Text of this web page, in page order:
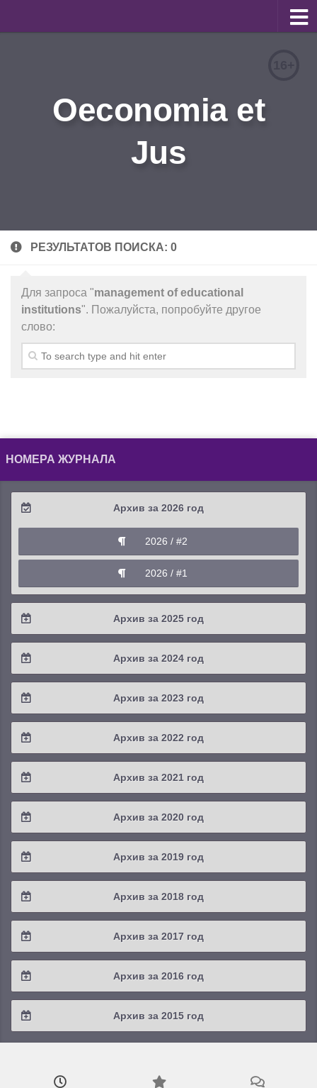
Для авторов
Архив
Oeconomia et
Jus
РЕЗУЛЬТАТОВ ПОИСКА: 0
Для запроса "management of educational
institutions". Пожалуйста, попробуйте другое
слово:
НОМЕРА ЖУРНАЛА
Архив за 2026 год
2026 / #2
2026 / #1
Архив за 2025 год
2025 / #4
2025 / #3
2025 / #1
Архив за 2024 год
2024 / #4
2024 / #3
2024 / #1
Архив за 2023 год
2023 / #4
2023 / #3
2023 / #1
Архив за 2022 год
2022 / #4
2022 / #3
2022 / #1
Архив за 2021 год
2021 / #4
2021 / #3
2021 / #1
Архив за 2020 год
2020 / #4
2020 / #3
2020 / #1
Архив за 2019 год
2019 / #4
2019 / #3
2019 / #1
Архив за 2018 год
2018 / #4
2018 / #3
2018 / #1
Архив за 2017 год
2017 / #4
2017 / #3
Архив за 2016 год
2016 / #4
2016 / #3
Архив за 2015 год
2015 / #3
2015 / #2